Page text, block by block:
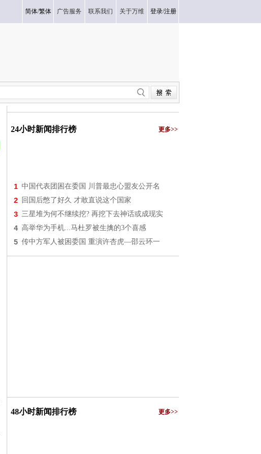
简体/繁体 广告服务 联系我们 关于万维 登录/注册
24小时新闻排行榜 更多>>
1 中国代表团困在委国 川普最忠心盟友公开名
2 回国后憋了好久 才敢直说这个国家
3 三星堆为何不继续挖? 再挖下去神话或成现实
4 高举华为手机...马杜罗被生擒的3个喜感
5 传中方军人被困委国 重演许杏虎—邵云环一
48小时新闻排行榜 更多>>